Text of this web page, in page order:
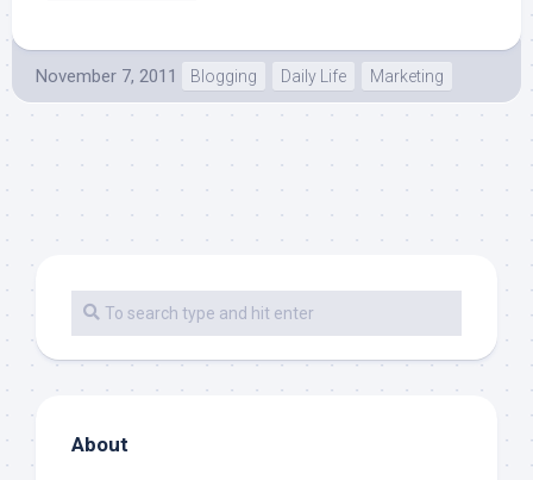
November 7, 2011 Blogging Daily Life Marketing
About